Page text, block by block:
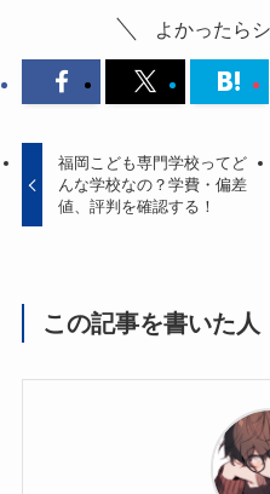
よかったら
福岡こども専門学校ってど
んな学校なの？学費・偏差
値、評判を確認する！
この記事を書いた人